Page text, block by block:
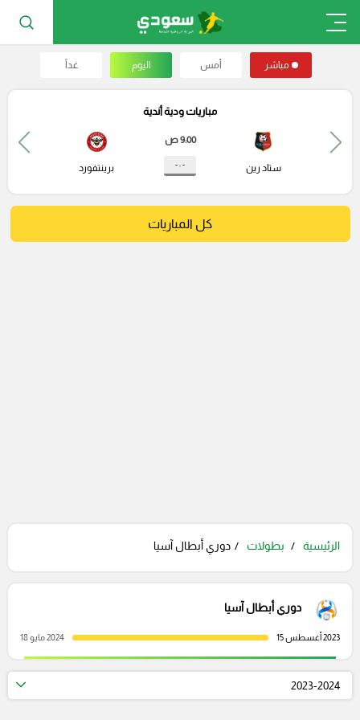
مباشر أمس اليوم غداً
مباريات ودية أندية
ستاد رين
9:00 ص
- : - برينتفورد
كل المباريات
الرئيسية بطولات دوري أبطال آسيا
دوري أبطال آسيا
2023-2024
2023 أغسطس 15 2024 مايو 18